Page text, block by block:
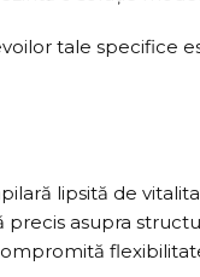
tale specifice
lipsită de
asupra